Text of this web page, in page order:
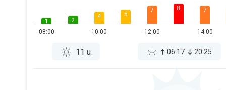
1
08:00
2
4
10:00
5
7
12:00
8 7
14:00
11 u 06:17 20:25